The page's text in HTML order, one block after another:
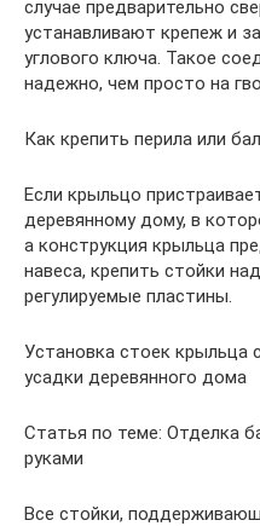
случае предварительно
устанавливают крепеж и
углового ключа. Такое
надежно, чем просто на
Как крепить перила или
Если крыльцо
деревянному дому, в
а конструкция крыльца
навеса, крепить стойки
регулируемые пластины.
Установка стоек крыльца
усадки деревянного дома
Статья по теме: Отделка
руками
Все стойки,